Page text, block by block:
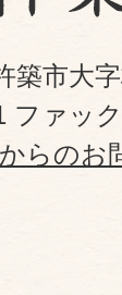
築市大
ファッ
らのお